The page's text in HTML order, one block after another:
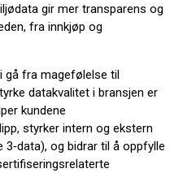
gir mer transparens og
fra innkjøp og
gå fra magefølelse til
datakvalitet i bransjen er
kundene
styrker intern og ekstern
og bidrar til å oppfylle